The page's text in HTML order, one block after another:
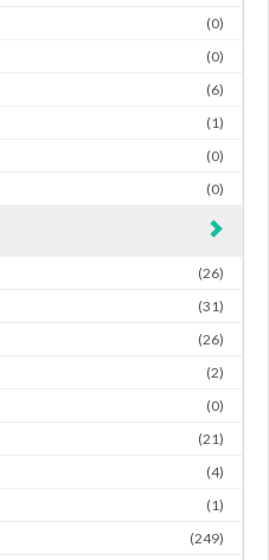
(0)
(0)
(6)
(1)
(0)
(0)
(26)
(31)
(26)
(2)
(0)
(21)
(4)
(1)
(249)